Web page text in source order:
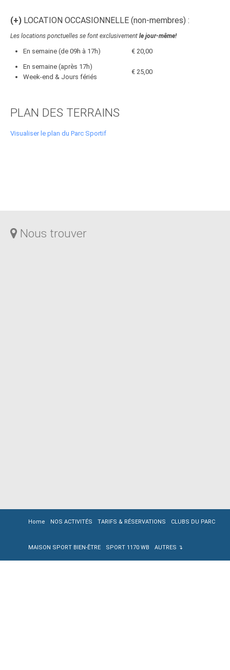
(+) LOCATION OCCASIONNELLE (non-membres) :
Les locations ponctuelles se font exclusivement le jour-même!
En semaine (de 09h à 17h)
€ 20,00
En semaine (après 17h)
Week-end & Jours fériés
€ 25,00
PLAN DES TERRAINS
Visualiser le plan du Parc Sportif
Nous trouver
Home NOS ACTIVITÉS TARIFS & RÉSERVATIONS CLUBS DU PARC
MAISON SPORT BIEN-ÊTRE SPORT 1170 WB AUTRES ↴